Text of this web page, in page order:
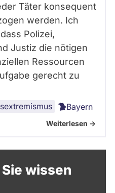
Täter konsequent
werden. Ich
Polizei,
Justiz die nötigen
Ressourcen
gerecht zu
Bayern
Weiterlesen ->
wissen